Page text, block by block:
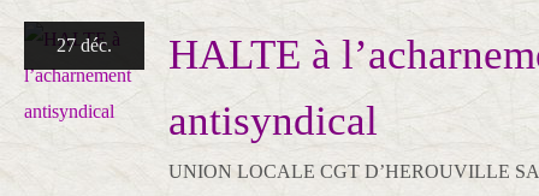
27 déc.
HALTE à
antisyndical
UNION LOCALE CGT D’HEROUVILLE